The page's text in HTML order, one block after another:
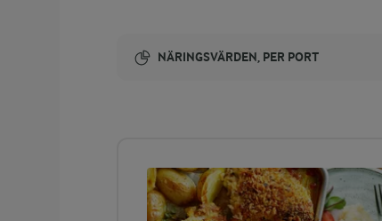
NÄRINGSVÄRDEN, PER PORT
ENERGIDISTRIBUTION %
NÄRINGSVÄRDEN PER PORT